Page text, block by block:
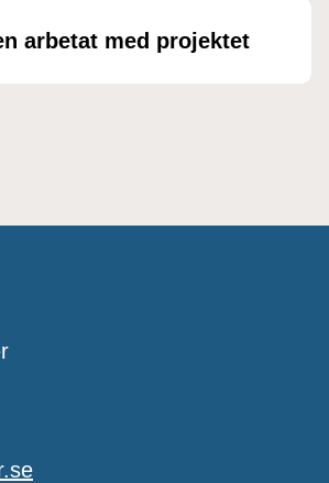
arbetat med projektet